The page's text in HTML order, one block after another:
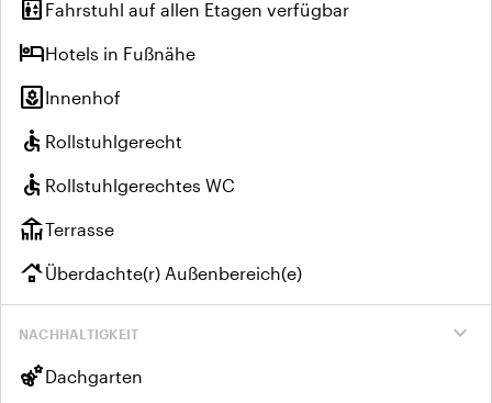
elevator Fahrstuhl auf allen Etagen verfügbar
hotelHotels in Fußnähe
yardInnenhof
accessible Rollstuhlgerecht
accessible Rollstuhlgerechtes WC
deckTerrasse
roofingÜberdachte(r) Außenbereich(e)
expand_more
NACHHALTIGKEIT
emoji_natureDachgarten